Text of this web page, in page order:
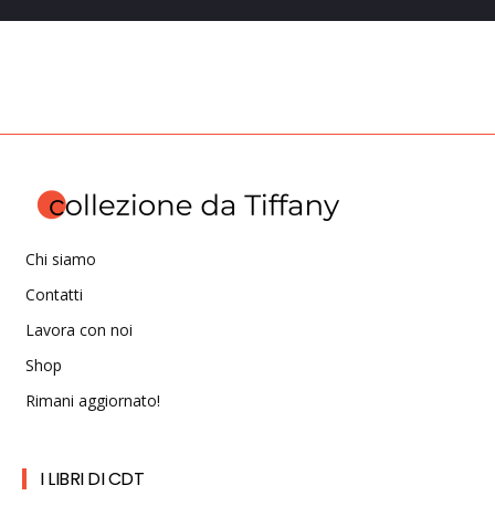
Chi siamo
Contatti
Lavora con noi
Shop
Rimani aggiornato!
I LIBRI DI CDT